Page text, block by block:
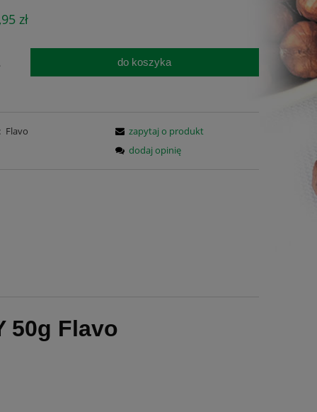
zł
do koszyka
Flavo
zapytaj o produkt
dodaj opinię
50g Flavo